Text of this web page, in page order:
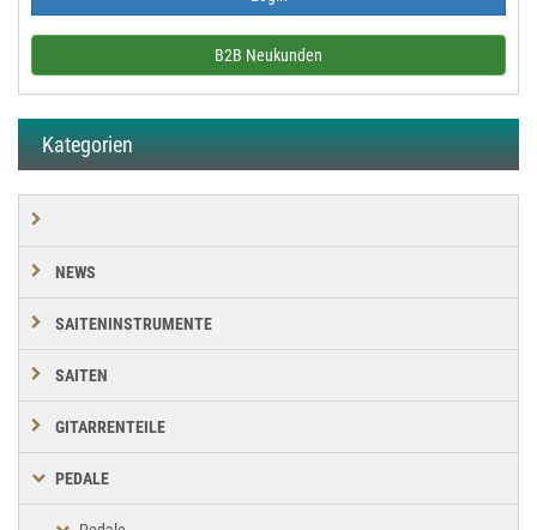
B2B Neukunden
Kategorien
NEWS
SAITENINSTRUMENTE
SAITEN
GITARRENTEILE
PEDALE